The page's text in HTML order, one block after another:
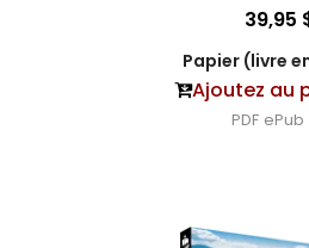
39,95
Papier (livre
Ajoutez au
PDF ePub